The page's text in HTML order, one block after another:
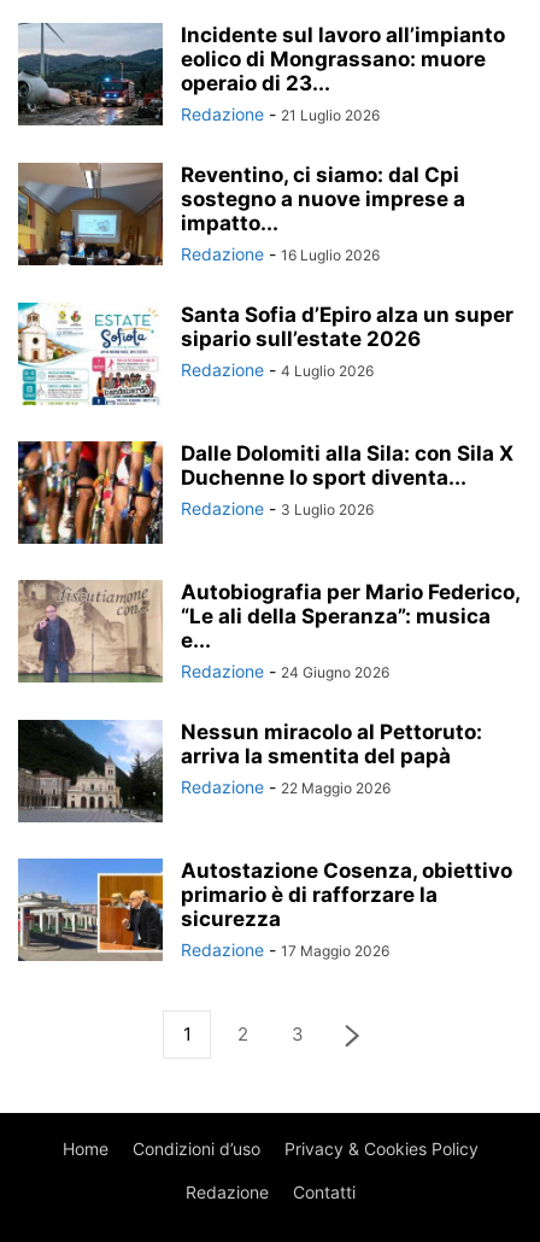
Incidente sul lavoro all’impianto
eolico di Mongrassano: muore
operaio di 23...
Redazione - 21 Luglio 2026
Reventino, ci siamo: dal Cpi
sostegno a nuove imprese a
impatto...
Redazione - 16 Luglio 2026
Santa Sofia d’Epiro alza un super
sipario sull’estate 2026
Redazione - 4 Luglio 2026
Dalle Dolomiti alla Sila: con Sila X
Duchenne lo sport diventa...
Redazione - 3 Luglio 2026
Autobiografia per Mario Federico,
“Le ali della Speranza”: musica
e...
Redazione - 24 Giugno 2026
Nessun miracolo al Pettoruto:
arriva la smentita del papà
Redazione - 22 Maggio 2026
Autostazione Cosenza, obiettivo
primario è di rafforzare la
sicurezza
Redazione - 17 Maggio 2026
1 2 3
Home Condizioni d’uso Privacy & Cookies Policy
Redazione Contatti